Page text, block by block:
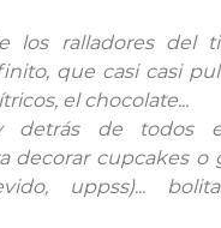
los ralladores del
que casi casi
el chocolate...
detrás de todos
decorar cupcakes o
uppss)...